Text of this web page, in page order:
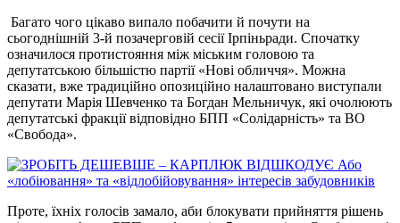
Багато чого цікаво випало побачити й почути на
сьогоднішній 3-й позачерговій сесії Ірпіньради. Спочатку
означилося протистояння між міським головою та
депутатською більшістю партії «Нові обличчя». Можна
сказати, вже традиційно опозиційно налаштовано виступали
депутати Марія Шевченко та Богдан Мельничук, які очолюють
депутатські фракції відповідно БПП «Солідарність» та ВО
«Свобода».
Проте, їхніх голосів замало, аби блокувати прийняття рішень